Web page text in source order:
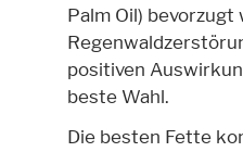
Palm Oil)
positiven
beste Wahl.
Die besten Fette